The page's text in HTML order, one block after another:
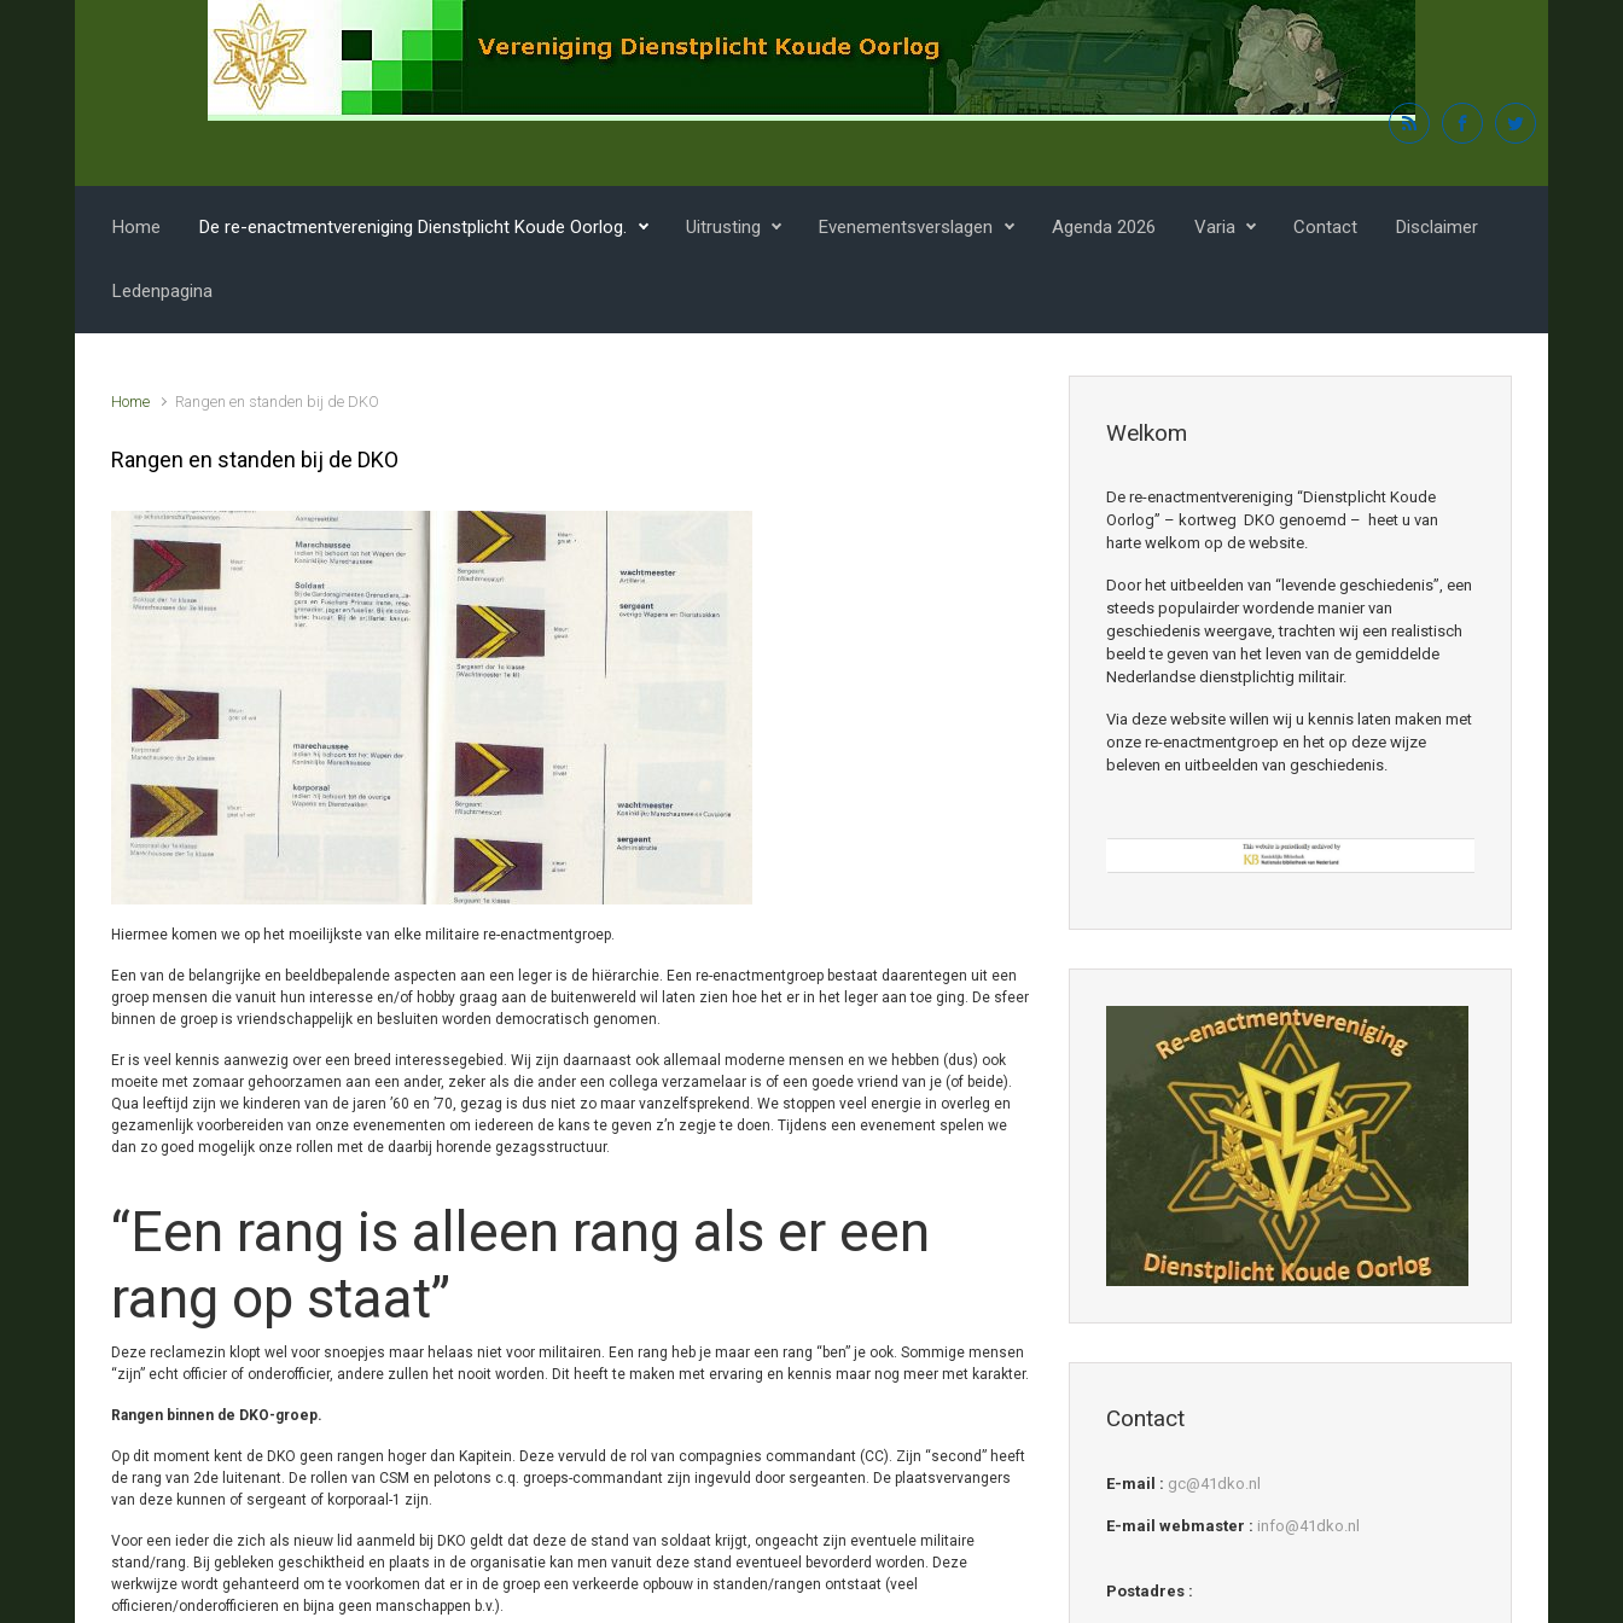
Spring naar de hoofdinhoud
Home De re-enactmentvereniging Dienstplicht Koude Oorlog. Uitrusting Evenementsverslagen Agenda 2026 Varia Contact Disclaimer
Ledenpagina
Home Rangen en standen bij de DKO
Rangen en standen bij de DKO
Hiermee komen we op het moeilijkste van elke militaire re-enactmentgroep.
Een van de belangrijke en beeldbepalende aspecten aan een leger is de hiërarchie. Een re-enactmentgroep bestaat daarentegen uit een
groep mensen die vanuit hun interesse en/of hobby graag aan de buitenwereld wil laten zien hoe het er in het leger aan toe ging. De sfeer
binnen de groep is vriendschappelijk en besluiten worden democratisch genomen.
Er is veel kennis aanwezig over een breed interessegebied. Wij zijn daarnaast ook allemaal moderne mensen en we hebben (dus) ook
moeite met zomaar gehoorzamen aan een ander, zeker als die ander een collega verzamelaar is of een goede vriend van je (of beide).
Qua leeftijd zijn we kinderen van de jaren ’60 en ’70, gezag is dus niet zo maar vanzelfsprekend. We stoppen veel energie in overleg en
gezamenlijk voorbereiden van onze evenementen om iedereen de kans te geven z’n zegje te doen. Tijdens een evenement spelen we
dan zo goed mogelijk onze rollen met de daarbij horende gezagsstructuur.
“Een rang is alleen rang als er een
rang op staat”
Deze reclamezin klopt wel voor snoepjes maar helaas niet voor militairen. Een rang heb je maar een rang “ben” je ook. Sommige mensen
“zijn” echt officier of onderofficier, andere zullen het nooit worden. Dit heeft te maken met ervaring en kennis maar nog meer met karakter.
Rangen binnen de DKO-groep.
Op dit moment kent de DKO geen rangen hoger dan Kapitein. Deze vervuld de rol van compagnies commandant (CC). Zijn “second” heeft
de rang van 2de luitenant. De rollen van CSM en pelotons c.q. groeps-commandant zijn ingevuld door sergeanten. De plaatsvervangers
van deze kunnen of sergeant of korporaal-1 zijn.
Voor een ieder die zich als nieuw lid aanmeld bij DKO geldt dat deze de stand van soldaat krijgt, ongeacht zijn eventuele militaire
stand/rang. Bij gebleken geschiktheid en plaats in de organisatie kan men vanuit deze stand eventueel bevorderd worden. Deze
werkwijze wordt gehanteerd om te voorkomen dat er in de groep een verkeerde opbouw in standen/rangen ontstaat (veel
officieren/onderofficieren en bijna geen manschappen b.v.).
Welkom
De re-enactmentvereniging “Dienstplicht Koude
Oorlog” – kortweg DKO genoemd – heet u van
harte welkom op de website.
Door het uitbeelden van “levende geschiedenis”, een
steeds populairder wordende manier van
geschiedenis weergave, trachten wij een realistisch
beeld te geven van het leven van de gemiddelde
Nederlandse dienstplichtig militair.
Via deze website willen wij u kennis laten maken met
onze re-enactmentgroep en het op deze wijze
beleven en uitbeelden van geschiedenis.
Contact
E-mail : gc@41dko.nl
E-mail webmaster : info@41dko.nl
Postadres :